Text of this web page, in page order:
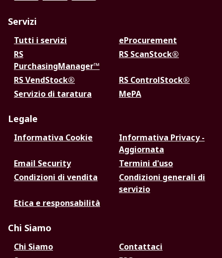
Servizi
Tutti i servizi
eProcurement
RS
PurchasingManager™
RS ScanStock®
RS VendStock®
RS ControlStock®
Servizio di taratura
MePA
Legale
Informativa Cookie
Informativa Privacy -
Aggiornata
Email Security
Termini d'uso
Condizioni di vendita
Condizioni generali di
servizio
Etica e responsabilità
Chi Siamo
Chi Siamo
Contattaci